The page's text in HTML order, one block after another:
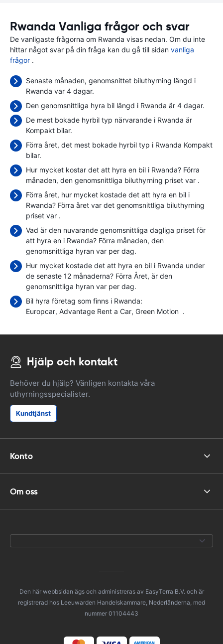
Rwanda Vanliga frågor och svar
De vanligaste frågorna om Rwanda visas nedan. Om du inte
hittar något svar på din fråga kan du gå till sidan vanliga
frågor .
Senaste månaden, genomsnittet biluthyrning längd i
Rwanda var 4 dagar.
Den genomsnittliga hyra bil längd i Rwanda är 4 dagar.
De mest bokade hyrbil typ närvarande i Rwanda är
Kompakt bilar.
Förra året, det mest bokade hyrbil typ i Rwanda Kompakt
bilar.
Hur mycket kostar det att hyra en bil i Rwanda? Förra
månaden, den genomsnittliga biluthyrning priset var .
Förra året, hur mycket kostade det att hyra en bil i
Rwanda? Förra året var det genomsnittliga biluthyrning
priset var .
Vad är den nuvarande genomsnittliga dagliga priset för
att hyra en i Rwanda? Förra månaden, den
genomsnittliga hyran var per dag.
Hur mycket kostade det att hyra en bil i Rwanda under
de senaste 12 månaderna? Förra Året, är den
genomsnittliga hyran var per dag.
Bil hyra företag som finns i Rwanda:
Europcar Advantage Rent a Car Green Motion .
Hjälp och kontakt
Behöver du hjälp? Vänligen kontakta våra
uthyrningsspecialister.
Kundtjänst
Konto
Om oss
Den här webbsidan ägs och administreras av EasyTerra B.V. och är
registrerad hos Leeuwarden Handelskammare, Nederländerna, med
nummer 01104443